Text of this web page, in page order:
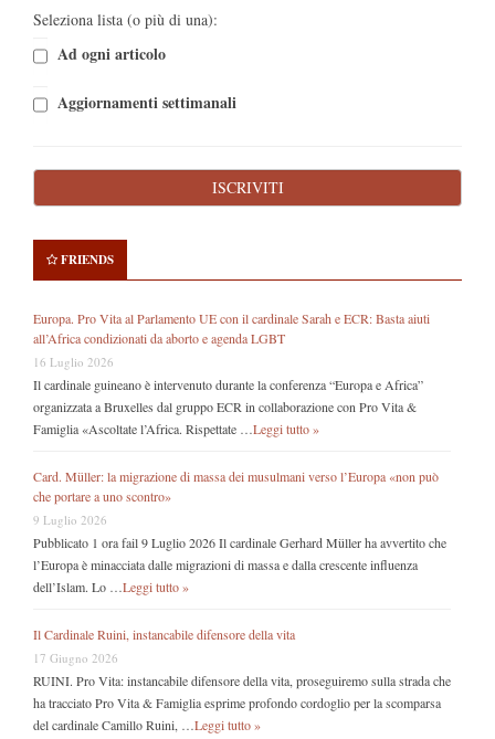
Seleziona lista (o più di una):
Ad ogni articolo
Aggiornamenti settimanali
FRIENDS
Europa. Pro Vita al Parlamento UE con il cardinale Sarah e ECR: Basta aiuti
all’Africa condizionati da aborto e agenda LGBT
16 Luglio 2026
Il cardinale guineano è intervenuto durante la conferenza “Europa e Africa”
organizzata a Bruxelles dal gruppo ECR in collaborazione con Pro Vita &
Famiglia «Ascoltate l’Africa. Rispettate …Leggi tutto »
Card. Müller: la migrazione di massa dei musulmani verso l’Europa «non può
che portare a uno scontro»
9 Luglio 2026
Pubblicato 1 ora fail 9 Luglio 2026 Il cardinale Gerhard Müller ha avvertito che
l’Europa è minacciata dalle migrazioni di massa e dalla crescente influenza
dell’Islam. Lo …Leggi tutto »
Il Cardinale Ruini, instancabile difensore della vita
17 Giugno 2026
RUINI. Pro Vita: instancabile difensore della vita, proseguiremo sulla strada che
ha tracciato Pro Vita & Famiglia esprime profondo cordoglio per la scomparsa
del cardinale Camillo Ruini, …Leggi tutto »